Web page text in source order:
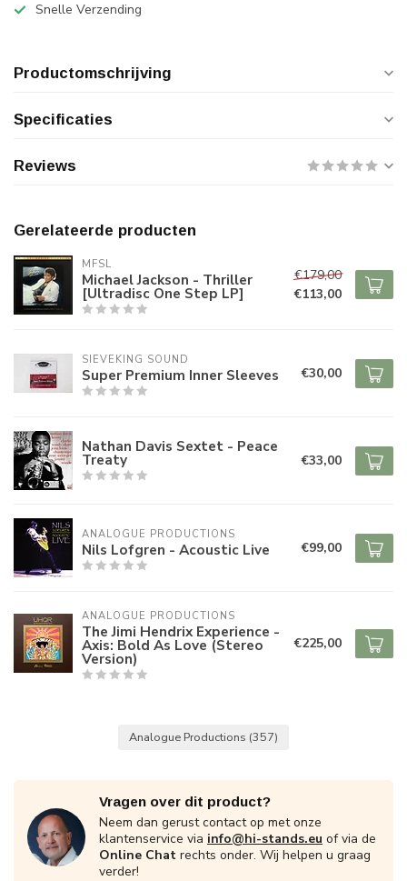
Snelle Verzending
Productomschrijving
Specificaties
Reviews
Gerelateerde producten
MFSL
Michael Jackson - Thriller
[Ultradisc One Step LP]
€179,00
€113,00
SIEVEKING SOUND
Super Premium Inner Sleeves €30,00
Nathan Davis Sextet - Peace
Treaty €33,00
ANALOGUE PRODUCTIONS
Nils Lofgren - Acoustic Live €99,00
ANALOGUE PRODUCTIONS
The Jimi Hendrix Experience -
Axis: Bold As Love (Stereo
Version)
€225,00
Analogue Productions (357)
Vragen over dit product?
Neem dan gerust contact op met onze
klantenservice via info@hi-stands.eu of via de
Online Chat rechts onder. Wij helpen u graag
verder!